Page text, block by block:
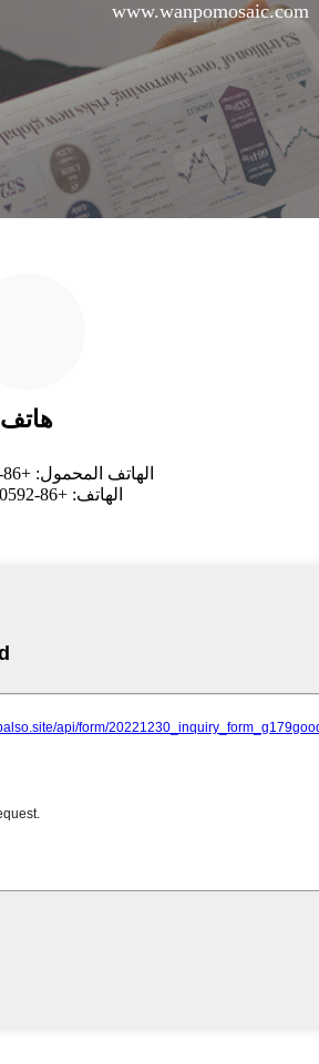
www.wanpomosaic.com
هاتف
الهاتف المحمول: +86-15959236109
الهاتف: +86-0592-3564300